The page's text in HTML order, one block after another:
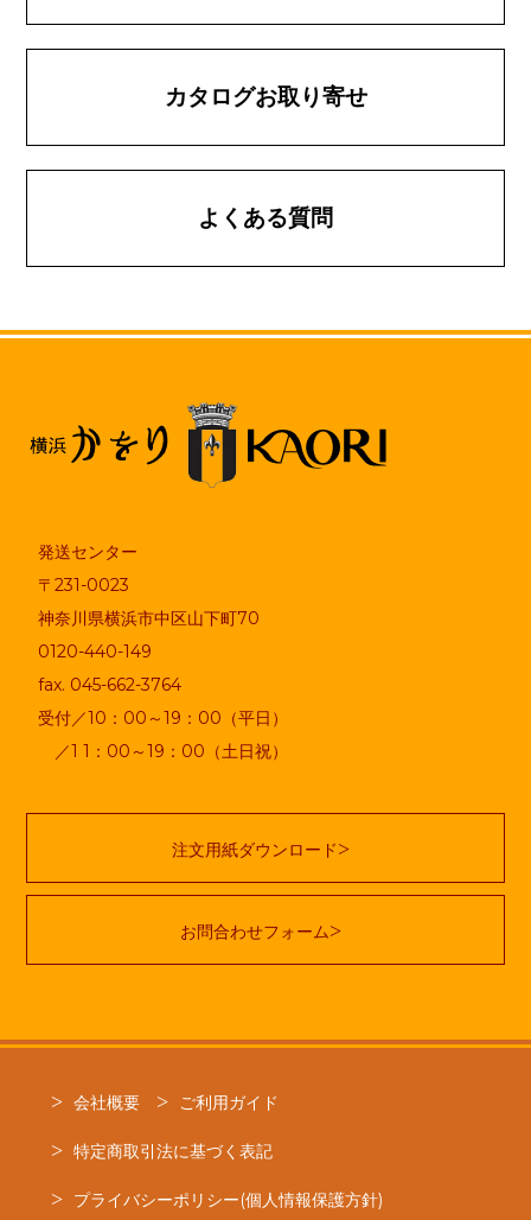
カタログお取り寄せ
よくある質問
発送センター
〒231-0023
神奈川県横浜市中区山下町70
0120-440-149
fax. 045-662-3764
受付／10：00～19：00（平日）
／1 1：00～19：00（土日祝）
注文用紙ダウンロード
お問合わせフォーム
会社概要 ご利用ガイド
特定商取引法に基づく表記
プライバシーポリシー(個人情報保護方針)